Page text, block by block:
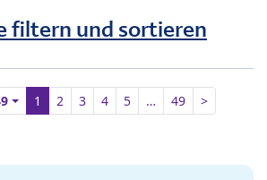
filtern und sortieren
1 2 3 4 5 … 49 >